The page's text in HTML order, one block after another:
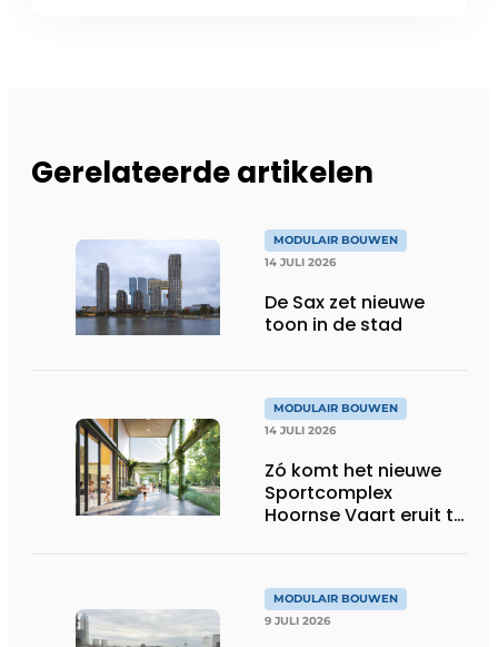
Gerelateerde artikelen
MODULAIR BOUWEN
14 JULI 2026
De Sax zet nieuwe
toon in de stad
MODULAIR BOUWEN
14 JULI 2026
Zó komt het nieuwe
Sportcomplex
Hoornse Vaart eruit te
MODULAIR BOUWEN
9 JULI 2026